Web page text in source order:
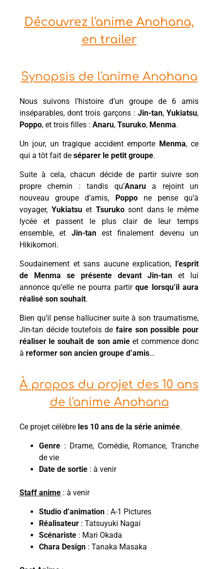
Découvrez l'anime Anohana,
en trailer
Synopsis de l'anime Anohana
Nous suivons l’histoire d’un groupe de 6 amis
inséparables, dont trois garçons : Jin-tan,Yukiatsu,
Poppo, et trois filles : Anaru, Tsuruko, Menma.
Un jour, un tragique accident emporte Menma, ce
qui a tôt fait de séparer le petit groupe.
Suite à cela, chacun décide de partir suivre son
propre chemin : tandis qu’Anarua rejoint un
nouveau groupe d’amis, Poppone pense qu’à
voyager, Yukiatsuet Tsurukosont dans le même
lycée et passent le plus clair de leur temps
ensemble, et Jin-tanest finalement devenu un
Hikikomori.
Soudainement et sans aucune explication, l’esprit
de Menma se présente devant Jin-tan et lui
annonce qu’elle ne pourra partirque lorsqu’il aura
réalisé son souhait.
Bien qu’il pense halluciner suite à son traumatisme,
Jin-tan décide toutefois de faire son possible pour
réaliser le souhait de son amieet commence donc
à reformer son ancien groupe d’amis…
À propos du projet des 10 ans
de l'anime Anohana
Ce projet célèbre les 10 ans de la série animée.
Genre : Drame, Comédie, Romance, Tranche
de vie
Date de sortie : à venir
Staff anime : à venir
Studio d’animation : A-1 Pictures
Réalisateur : Tatsuyuki Nagai
Scénariste : Mari Okada
Chara Design : Tanaka Masaka